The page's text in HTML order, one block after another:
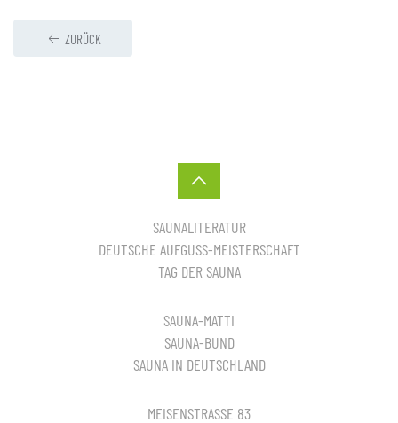
ZURÜCK
SAUNALITERATUR
DEUTSCHE AUFGUSS-MEISTERSCHAFT
TAG DER SAUNA
SAUNA-MATTI
SAUNA-BUND
SAUNA IN DEUTSCHLAND
MEISENSTRASSE 83